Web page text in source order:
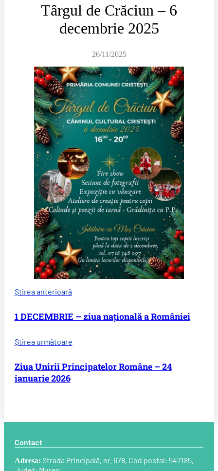
Târgul de Crăciun – 6
decembrie 2025
26/11/2025
Știrea anterioară
1 DECEMBRIE – ziua națională a României
Știrea următoare
Ziua Unirii Principatelor Române – 24
ianuarie 2026
Contact
Adresa: Strada Principală, nr. 678, Cod postal: 547185,